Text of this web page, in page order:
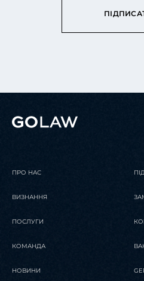
ПРО НАС
ВИЗНАННЯ
ПОСЛУГИ
КОМАНДА
НОВИНИ